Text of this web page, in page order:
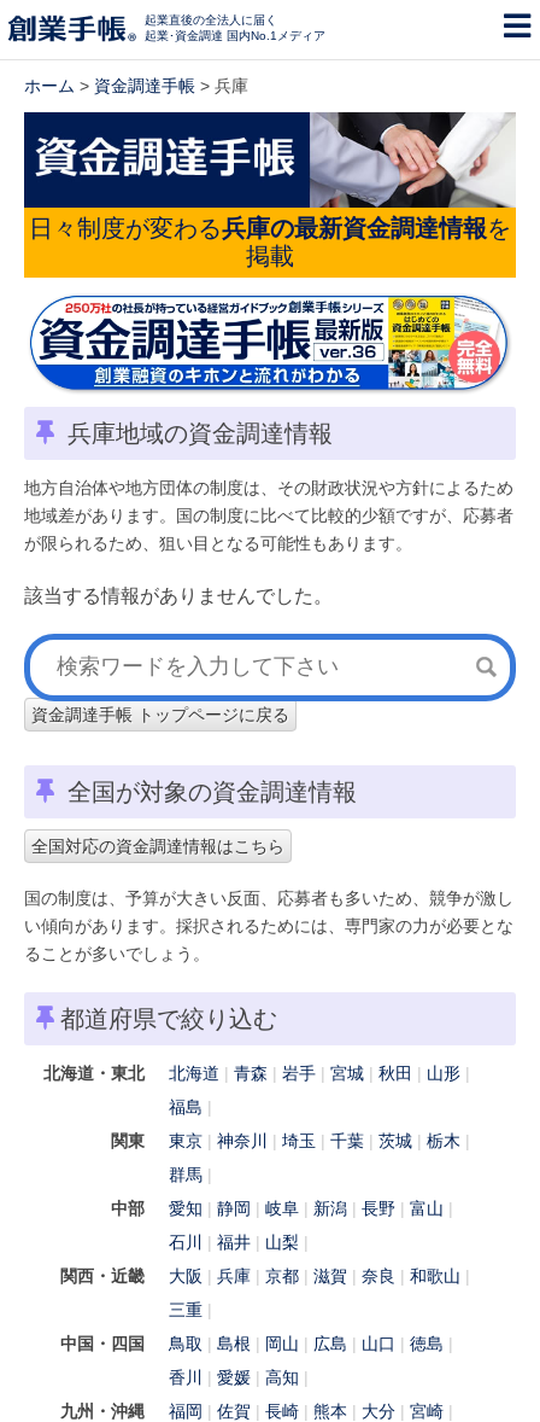
起業直後の全法人に届く
起業･資金調達 国内No.1メディア
ホーム > 資金調達手帳 > 兵庫
日々制度が変わる兵庫の最新資金調達情報を
掲載
兵庫地域の資金調達情報
地方自治体や地方団体の制度は、その財政状況や方針によるため
地域差があります。国の制度に比べて比較的少額ですが、応募者
が限られるため、狙い目となる可能性もあります。
該当する情報がありませんでした。
資金調達手帳 トップページに戻る
全国が対象の資金調達情報
全国対応の資金調達情報はこちら
国の制度は、予算が大きい反面、応募者も多いため、競争が激し
い傾向があります。採択されるためには、専門家の力が必要とな
ることが多いでしょう。
都道府県で絞り込む
北海道・東北 北海道 青森 岩手 宮城 秋田
山形
福島
関東
東京 神奈川 埼玉 千葉 茨城
栃木
群馬
中部
愛知 静岡 岐阜 新潟 長野
富山
石川
福井
山梨
関西・近畿
大阪 兵庫 京都 滋賀 奈良
和歌山
三重
中国・四国
鳥取 島根 岡山 広島 山口
徳島
香川
愛媛
高知
九州・沖縄
福岡 佐賀 長崎 熊本 大分
宮崎